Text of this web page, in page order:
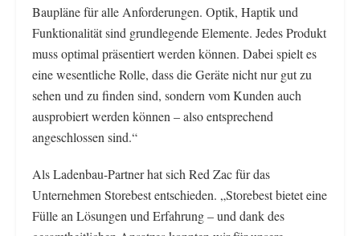
Baupläne für alle Anforderungen. Optik, Haptik und
Funktionalität sind grundlegende Elemente. Jedes Produkt
muss optimal präsentiert werden können. Dabei spielt es
eine wesentliche Rolle, dass die Geräte nicht nur gut zu
sehen und zu finden sind, sondern vom Kunden auch
ausprobiert werden können – also entsprechend
angeschlossen sind.“
Als Ladenbau-Partner hat sich Red Zac für das
Unternehmen Storebest entschieden. „Storebest bietet eine
Fülle an Lösungen und Erfahrung – und dank des